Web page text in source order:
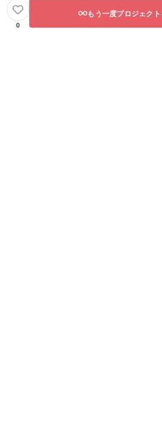
0
もう一度プロジェク